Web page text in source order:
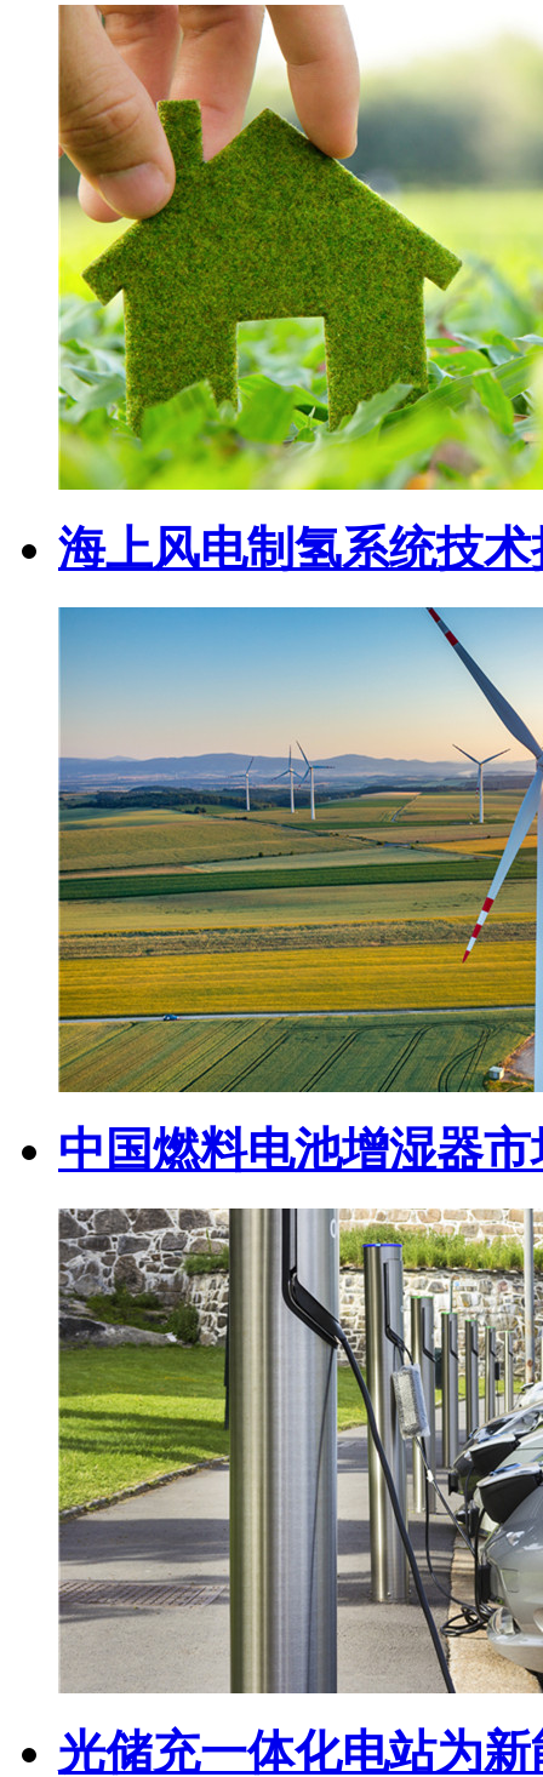
海上风电制氢系统技
中国燃料电池增湿器
光储充一体化电站为